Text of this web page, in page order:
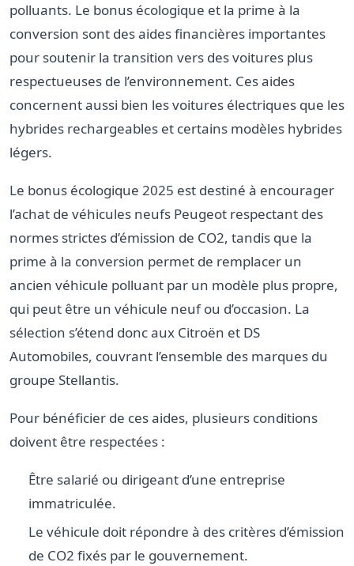
polluants. Le bonus écologique et la prime à la
conversion sont des aides financières importantes
pour soutenir la transition vers des voitures plus
respectueuses de l’environnement. Ces aides
concernent aussi bien les voitures électriques que les
hybrides rechargeables et certains modèles hybrides
légers.
Le bonus écologique 2025 est destiné à encourager
l’achat de véhicules neufs Peugeot respectant des
normes strictes d’émission de CO2, tandis que la
prime à la conversion permet de remplacer un
ancien véhicule polluant par un modèle plus propre,
qui peut être un véhicule neuf ou d’occasion. La
sélection s’étend donc aux Citroën et DS
Automobiles, couvrant l’ensemble des marques du
groupe Stellantis.
Pour bénéficier de ces aides, plusieurs conditions
doivent être respectées :
Être salarié ou dirigeant d’une entreprise
immatriculée.
Le véhicule doit répondre à des critères d’émission
de CO2 fixés par le gouvernement.